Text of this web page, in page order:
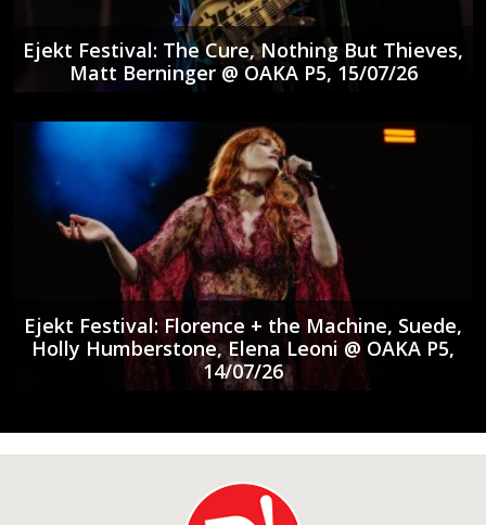
Ejekt Festival: The Cure, Nothing But Thieves,
Matt Berninger @ ΟΑΚΑ P5, 15/07/26
Ejekt Festival: Florence + the Machine, Suede,
Holly Humberstone, Elena Leoni @ ΟΑΚΑ P5,
14/07/26